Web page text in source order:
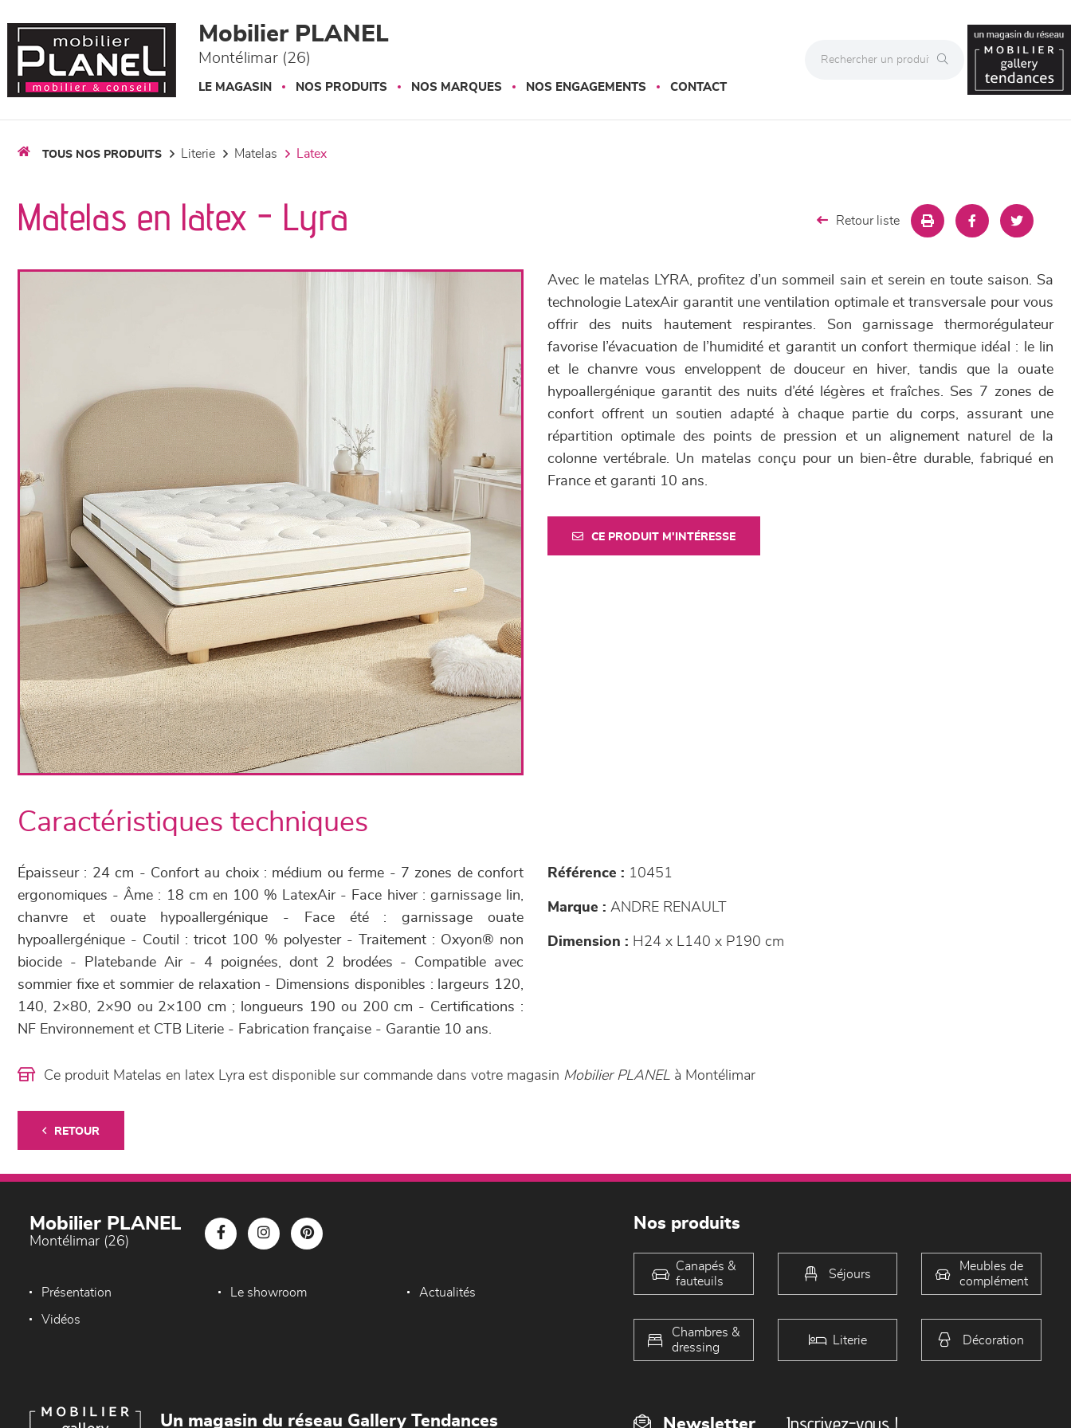
Mobilier PLANEL
Montélimar (26)
LE MAGASIN NOS PRODUITS NOS MARQUES NOS ENGAGEMENTS CONTACT
TOUS NOS PRODUITS literie matelas latex
Matelas en latex - Lyra Retour liste
Avec le matelas LYRA, profitez d’un sommeil sain et serein en toute saison. Sa
technologie LatexAir garantit une ventilation optimale et transversale pour vous
offrir des nuits hautement respirantes. Son garnissage thermorégulateur
favorise l’évacuation de l’humidité et garantit un confort thermique idéal : le lin
et le chanvre vous enveloppent de douceur en hiver, tandis que la ouate
hypoallergénique garantit des nuits d’été légères et fraîches. Ses 7 zones de
confort offrent un soutien adapté à chaque partie du corps, assurant une
répartition optimale des points de pression et un alignement naturel de la
colonne vertébrale. Un matelas conçu pour un bien-être durable, fabriqué en
France et garanti 10 ans.
CE PRODUIT M'INTÉRESSE
Caractéristiques techniques
Épaisseur : 24 cm - Confort au choix : médium ou ferme - 7 zones de confort
ergonomiques - Âme : 18 cm en 100 % LatexAir - Face hiver : garnissage lin,
chanvre et ouate hypoallergénique - Face été : garnissage ouate
hypoallergénique - Coutil : tricot 100 % polyester - Traitement : Oxyon® non
biocide - Platebande Air - 4 poignées, dont 2 brodées - Compatible avec
sommier fixe et sommier de relaxation - Dimensions disponibles : largeurs 120,
140, 2×80, 2×90 ou 2×100 cm ; longueurs 190 ou 200 cm - Certifications :
NF Environnement et CTB Literie - Fabrication française - Garantie 10 ans.
Référence : 10451
Marque : ANDRE RENAULT
Dimension : H24 x L140 x P190 cm
Ce produit Matelas en latex Lyra est disponible sur commande dans votre magasin Mobilier PLANEL à Montélimar
RETOUR
Mobilier PLANEL
Montélimar (26)
Présentation Le showroom Actualités
Vidéos
Nos produits
Canapés &
fauteuils
Séjours
Meubles de
complément
Chambres &
dressing
Literie Décoration
Newsletter
Un magasin du réseau Gallery Tendances